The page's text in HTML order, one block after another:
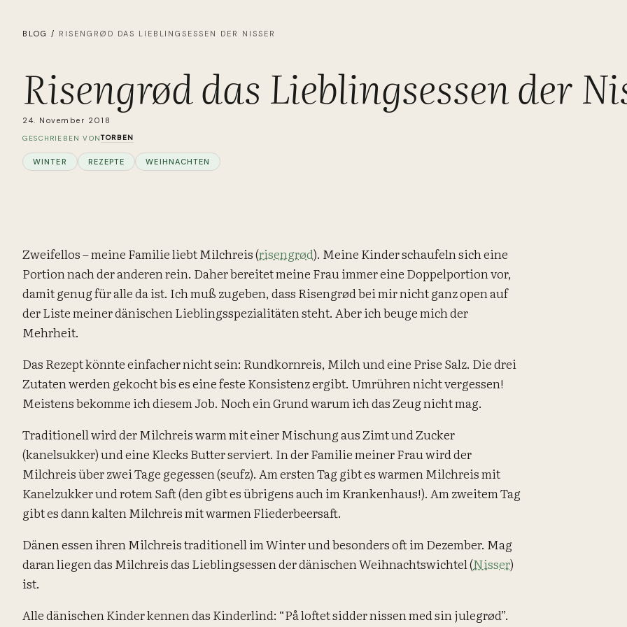
BLOG / RISENGRØD DAS LIEBLINGSESSEN DER NISSER
Risengrød das Lieblingsessen der
24. November 2018
GESCHRIEBEN VONTORBEN
WINTER REZEPTE WEIHNACHTEN
Zweifellos – meine Familie liebt Milchreis (risengrød). Meine Kinder schaufeln sich eine
Portion nach der anderen rein. Daher bereitet meine Frau immer eine Doppelportion vor,
damit genug für alle da ist. Ich muß zugeben, dass Risengrød bei mir nicht ganz open auf
der Liste meiner dänischen Lieblingsspezialitäten steht. Aber ich beuge mich der
Mehrheit.
Das Rezept könnte einfacher nicht sein: Rundkornreis, Milch und eine Prise Salz. Die drei
Zutaten werden gekocht bis es eine feste Konsistenz ergibt. Umrühren nicht vergessen!
Meistens bekomme ich diesem Job. Noch ein Grund warum ich das Zeug nicht mag.
Traditionell wird der Milchreis warm mit einer Mischung aus Zimt und Zucker
(kanelsukker) und eine Klecks Butter serviert. In der Familie meiner Frau wird der
Milchreis über zwei Tage gegessen (seufz). Am ersten Tag gibt es warmen Milchreis mit
Kanelzukker und rotem Saft (den gibt es übrigens auch im Krankenhaus!). Am zweitem Tag
gibt es dann kalten Milchreis mit warmen Fliederbeersaft.
Dänen essen ihren Milchreis traditionell im Winter und besonders oft im Dezember. Mag
daran liegen das Milchreis das Lieblingsessen der dänischen Weihnachtswichtel (Nisser)
ist.
Alle dänischen Kinder kennen das Kinderlind: “På loftet sidder nissen med sin julegrød”.